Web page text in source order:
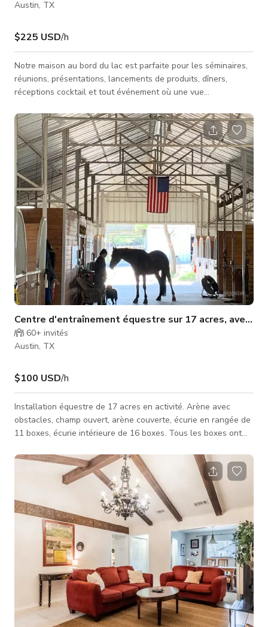
Austin, TX
$225 USD/h
Notre maison au bord du lac est parfaite pour les séminaires,
réunions, présentations, lancements de produits, dîners,
réceptions cocktail et tout événement où une vue
objectif ! Nous proposons 2500 pieds carrés d'espace, l'arrière
de la maison est orienté vers la plus grande partie du
magnifique lac Travis et la région des collines du Texas.
Caractéristiques : - Espaces de vie décorés avec soin -
Plusieurs zones de t
Centre d'entraînement équestre sur 17 acres, avec
60+ invités
Austin, TX
$100 USD/h
Installation équestre de 17 acres en activité. Arène avec
obstacles, champ ouvert, arène couverte, écurie en rangée de
11 boxes, écurie intérieure de 16 boxes. Tous les boxes ont
en maison moderne sur la propriété. 2100 pieds carrés, 2
étages, rénovée en 2017. Dispose d'un patio récemment
aménagé avec pergola, foyer extérieur et piscine dans une
cuve de stockage.